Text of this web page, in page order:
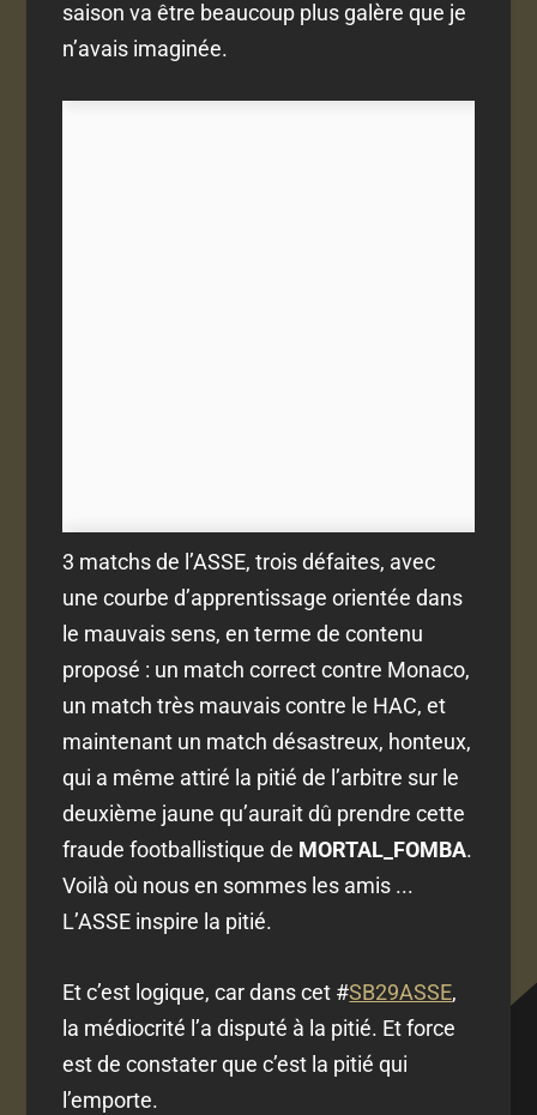
saison va être beaucoup plus galère que je
n’avais imaginée.
3 matchs de l’ASSE, trois défaites, avec
une courbe d’apprentissage orientée dans
le mauvais sens, en terme de contenu
proposé : un match correct contre Monaco,
un match très mauvais contre le HAC, et
maintenant un match désastreux, honteux,
qui a même attiré la pitié de l’arbitre sur le
deuxième jaune qu’aurait dû prendre cette
fraude footballistique de MORTAL_FOMBA.
Voilà où nous en sommes les amis ...
L’ASSE inspire la pitié.
Et c’est logique, car dans cet #SB29ASSE,
la médiocrité l’a disputé à la pitié. Et force
est de constater que c’est la pitié qui
l’emporte.